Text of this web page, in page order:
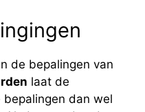
de bepalingen van
laat de
dan wel